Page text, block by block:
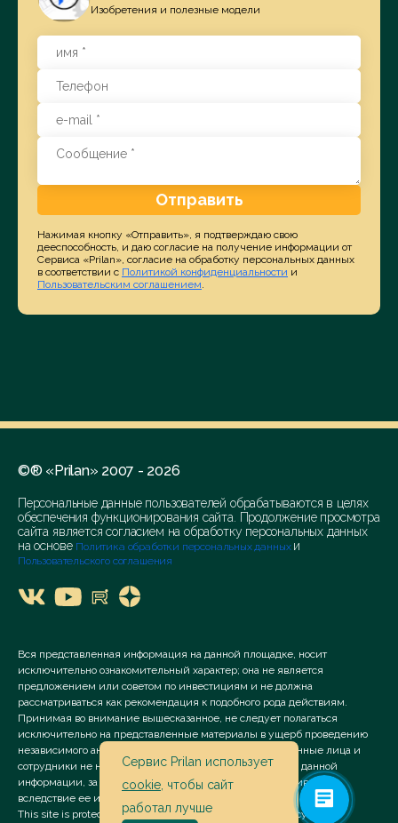
Изобретения и полезные модели
Отправить
Нажимая кнопку «Отправить», я подтверждаю свою
дееспособность, и даю согласие на получение информации от
Сервиса «Prilan», согласие на обработку персональных данных
в соответствии с Политикой конфиденциальности и
Пользовательским соглашением.
©® «Prilan» 2007 - 2026
Персональные данные пользователей обрабатываются в целях
обеспечения функционирования сайта. Продолжение просмотра
сайта является согласием на обработку персональных данных
на основе Политика обработки персональных данных и
Пользовательского соглашения
Вся представленная информация на данной площадке, носит
исключительно ознакомительный характер; она не является
предложением или советом по инвестициям и не должна
рассматриваться как рекомендация к подобного рода действиям.
Принимая во внимание вышесказанное, не следует полагаться
исключительно на представленные материалы в ущерб проведению
независимого анализа. Сервис «Prilan» его аффилированные лица и
сотрудники не несут ответственности за использование данной
информации, за прямой или косвенный ущерб, наступивший
вследствие ее использования.
This site is protected by reCAPTCHA and the Google
Privacy Policy
Сервис Prilan использует
cookie , чтобы сайт
работал лучше